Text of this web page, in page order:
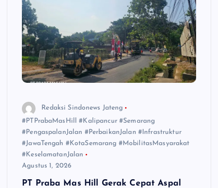
Redaksi Sindonews Jateng
#PTPrabaMasHill #Kalipancur #Semarang
#PengaspalanJalan #PerbaikanJalan #Infrastruktur
#JawaTengah #KotaSemarang #MobilitasMasyarakat
#KeselamatanJalan
Agustus 1, 2026
PT Praba Mas Hill Gerak Cepat Aspal